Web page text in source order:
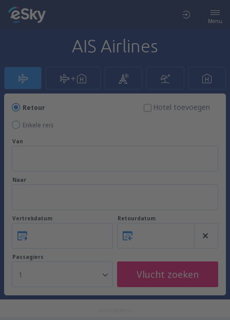
Menu
AIS Airlines
Retour
Enkele reis
Hotel toevoegen
Van
Naar
Vertrekdatum Retourdatum
Passagiers
1 Vlucht zoeken